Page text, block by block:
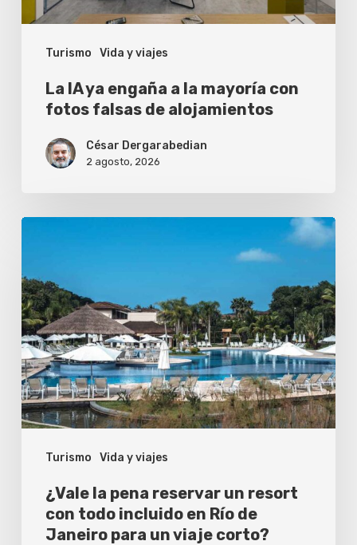
Turismo Vida y viajes
fotos
falsas
alojamientos
La IA ya engaña a la mayoría con
fotos falsas de alojamientos
César Dergarabedian
2 agosto, 2026
Turismo Vida y viajes
pena
reservar
un
resort
con
todo
incluido
Janeiro
¿Vale la pena reservar un resort
con todo incluido en Río de
Janeiro para un viaje corto?